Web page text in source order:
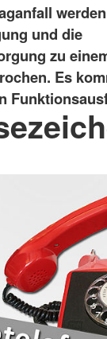
werden
und die
zu
Es